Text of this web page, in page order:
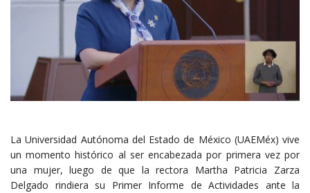
La Universidad Autónoma del Estado de México (UAEMéx) vive
un momento histórico al ser encabezada por primera vez por
una mujer, luego de que la rectora Martha Patricia Zarza
Delgado rindiera su Primer Informe de Actividades ante la